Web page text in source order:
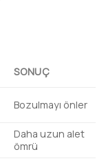
SONUÇ
Bozulmayı önler
Daha uzun alet
ömrü